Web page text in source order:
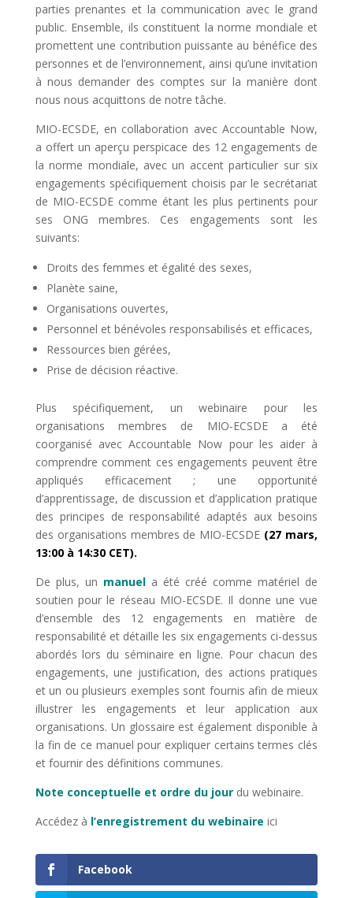
parties prenantes et la communication avec le grand
public. Ensemble, ils constituent la norme mondiale et
promettent une contribution puissante au bénéfice des
personnes et de l’environnement, ainsi qu’une invitation
à nous demander des comptes sur la manière dont
nous nous acquittons de notre tâche.
MIO-ECSDE, en collaboration avec Accountable Now,
a offert un aperçu perspicace des 12 engagements de
la norme mondiale, avec un accent particulier sur six
engagements spécifiquement choisis par le secrétariat
de MIO-ECSDE comme étant les plus pertinents pour
ses ONG membres. Ces engagements sont les
suivants:
Droits des femmes et égalité des sexes,
Planète saine,
Organisations ouvertes,
Personnel et bénévoles responsabilisés et efficaces,
Ressources bien gérées,
Prise de décision réactive.
Plus spécifiquement, un webinaire pour les
organisations membres de MIO-ECSDE a été
coorganisé avec Accountable Now pour les aider à
comprendre comment ces engagements peuvent être
appliqués efficacement ; une opportunité
d’apprentissage, de discussion et d’application pratique
des principes de responsabilité adaptés aux besoins
des organisations membres de MIO-ECSDE (27 mars,
13:00 à 14:30 CET).
De plus, un manuela été créé comme matériel de
soutien pour le réseau MIO-ECSDE. Il donne une vue
d’ensemble des 12 engagements en matière de
responsabilité et détaille les six engagements ci-dessus
abordés lors du séminaire en ligne. Pour chacun des
engagements, une justification, des actions pratiques
et un ou plusieurs exemples sont fournis afin de mieux
illustrer les engagements et leur application aux
organisations. Un glossaire est également disponible à
la fin de ce manuel pour expliquer certains termes clés
et fournir des définitions communes.
Note conceptuelle et ordre du jour du webinaire.
Accédez à l’enregistrement du webinaire ici
Facebook